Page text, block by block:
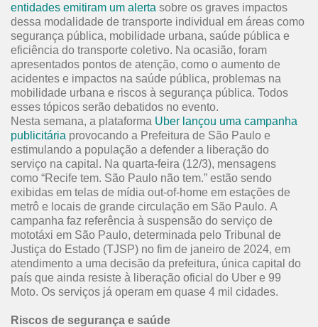
entidades emitiram um alerta sobre os graves impactos
dessa modalidade de transporte individual em áreas como
segurança pública, mobilidade urbana, saúde pública e
eficiência do transporte coletivo. Na ocasião, foram
apresentados pontos de atenção, como o aumento de
acidentes e impactos na saúde pública, problemas na
mobilidade urbana e riscos à segurança pública. Todos
esses tópicos serão debatidos no evento.
Nesta semana, a plataforma Uber lançou uma campanha
publicitária provocando a Prefeitura de São Paulo e
estimulando a população a defender a liberação do
serviço na capital. Na quarta-feira (12/3), mensagens
como “Recife tem. São Paulo não tem.” estão sendo
exibidas em telas de mídia out-of-home em estações de
metrô e locais de grande circulação em São Paulo. A
campanha faz referência à suspensão do serviço de
mototáxi em São Paulo, determinada pelo Tribunal de
Justiça do Estado (TJSP) no fim de janeiro de 2024, em
atendimento a uma decisão da prefeitura, única capital do
país que ainda resiste à liberação oficial do Uber e 99
Moto. Os serviços já operam em quase 4 mil cidades.
Riscos de segurança e saúde